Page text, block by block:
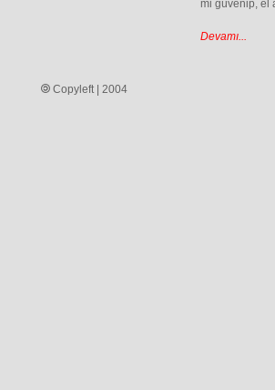
mi güvenip, el
Devamı...
Copyleft | 2004